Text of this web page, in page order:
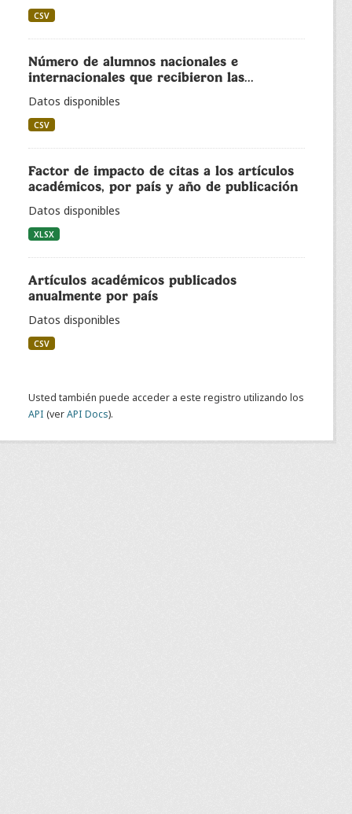
CSV
Número de alumnos nacionales e
internacionales que recibieron las...
Datos disponibles
CSV
Factor de impacto de citas a los artículos
académicos, por país y año de publicación
Datos disponibles
XLSX
Artículos académicos publicados
anualmente por país
Datos disponibles
CSV
Usted también puede acceder a este registro utilizando los
API (verAPI Docs).